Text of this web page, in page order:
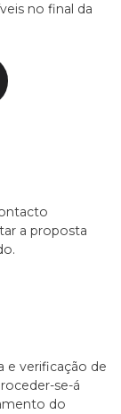
no final da
a proposta
e verificação de
se-á
do